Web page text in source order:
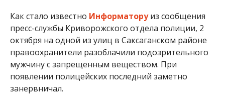
Как стало известно Информаторуиз сообщения
пресс-службы Криворожского отдела полиции, 2
октября на одной из улиц в Саксаганском районе
правоохранители разоблачили подозрительного
мужчину с запрещенным веществом. При
появлении полицейских последний заметно
занервничал.